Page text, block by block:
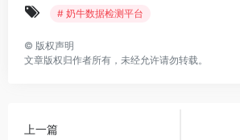
# 奶牛数据检测平台
© 版权声明
文章版权归作者所有，未经允许请勿转载。
上一篇